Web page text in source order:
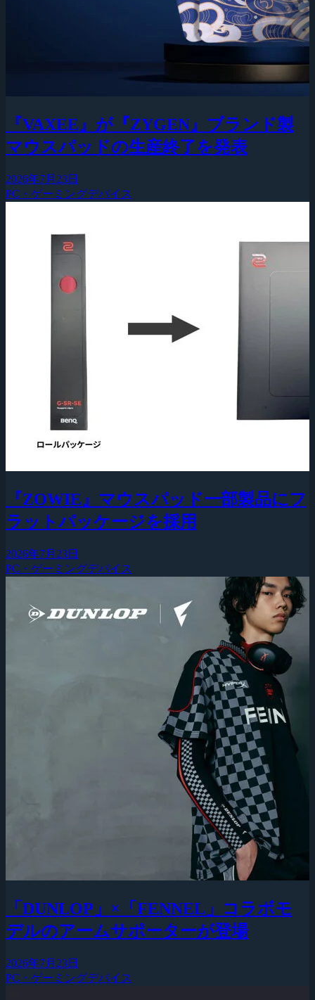
『VAXEE』が『ZYGEN』ブランド製
マウスパッドの生産終了を発表
2026年7月23日
PC・ゲーミングデバイス
『ZOWIE』マウスパッド一部製品にフ
ラットパッケージを採用
2026年7月23日
PC・ゲーミングデバイス
「DUNLOP」×「FENNEL」コラボモ
デルのアームサポーターが登場
2026年7月23日
PC・ゲーミングデバイス